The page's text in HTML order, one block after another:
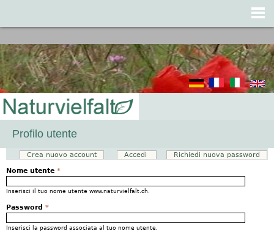
Profilo utente
Schede primarie
Crea nuovo account Accedi (scheda attiva)
Richiedi nuova password
Nome utente *
Inserisci il tuo nome utente www.naturvielfalt.ch.
Password *
Inserisci la password associata al tuo nome utente.